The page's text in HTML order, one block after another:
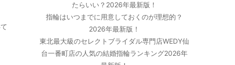
たらいい？2026年最新版！
指輪はいつまでに用意しておくのが理想的？
2026年最新版！
東北最大級のセレクトブライダル専門店WEDY仙
台一番町店の人気の結婚指輪ランキング2026年